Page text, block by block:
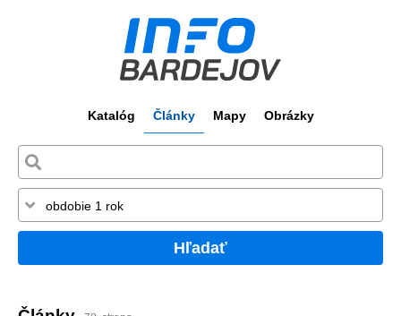
Katalóg Články Mapy Obrázky
Hľadať